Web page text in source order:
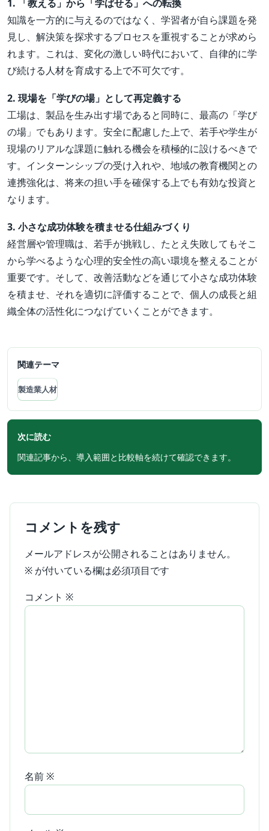
1. 「教える」から「学ばせる」への転換
知識を一方的に与えるのではなく、学習者が自ら課題を発
見し、解決策を探求するプロセスを重視することが求めら
れます。これは、変化の激しい時代において、自律的に学
び続ける人材を育成する上で不可欠です。
2. 現場を「学びの場」として再定義する
工場は、製品を生み出す場であると同時に、最高の「学び
の場」でもあります。安全に配慮した上で、若手や学生が
現場のリアルな課題に触れる機会を積極的に設けるべきで
す。インターンシップの受け入れや、地域の教育機関との
連携強化は、将来の担い手を確保する上でも有効な投資と
なります。
3. 小さな成功体験を積ませる仕組みづくり
経営層や管理職は、若手が挑戦し、たとえ失敗してもそこ
から学べるような心理的安全性の高い環境を整えることが
重要です。そして、改善活動などを通じて小さな成功体験
を積ませ、それを適切に評価することで、個人の成長と組
織全体の活性化につなげていくことができます。
関連テーマ
製造業人材
次に読む
関連記事から、導入範囲と比較軸を続けて確認できます。
コメントを残す
メールアドレスが公開されることはありません。
※ が付いている欄は必須項目です
コメント ※
名前 ※